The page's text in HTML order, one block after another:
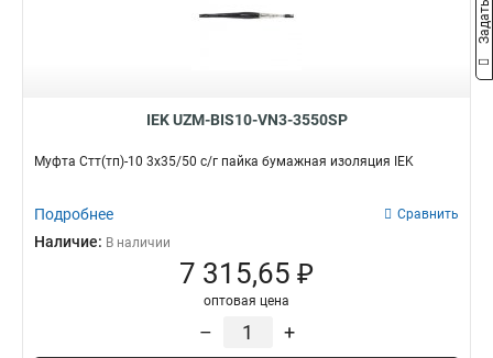
IEK UZM-BIS10-VN3-3550SP
Муфта Стт(тп)-10 3х35/50 с/г пайка бумажная изоляция IEK
Подробнее Сравнить
Наличие: В наличии
7 315,65 ₽
оптовая цена
– +